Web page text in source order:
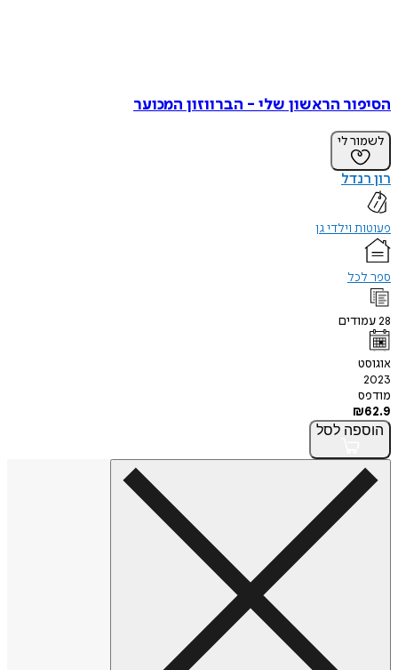
הסיפור הראשון שלי - הברווזון המכוער
לשמור לי
רון רנדל
פעוטות וילדי גן
ספר לכל
28עמודים
אוגוסט
2023
מודפס
₪62.9
הוספה לסל